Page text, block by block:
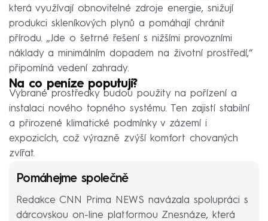
která využívají obnovitelné zdroje energie, snižují
produkci skleníkových plynů a pomáhají chránit
přírodu. „Jde o šetrné řešení s nižšími provozními
náklady a minimálním dopadem na životní prostředí,“
připomíná vedení zahrady.
Na co peníze poputují?
Vybrané prostředky budou použity na pořízení a
instalaci nového topného systému. Ten zajistí stabilní
a přirozené klimatické podmínky v zázemí i
expozicích, což výrazně zvýší komfort chovaných
zvířat.
Pomáhejme společně
Redakce CNN Prima NEWS navázala spolupráci s
dárcovskou on-line platformou Znesnáze, která